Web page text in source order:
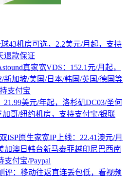
球43机房可选，2.2美元/月起，支持
退款保证
真家宽VDS：152.1元/月起，
新加坡/美国/日本/韩国/英国/德国等
支付宝
21.99美元/年起，洛杉矶DC03/圣何
加哥/纽约机房，支持支付宝/银联
ISP原生家宽IP上线：22.41澳元/月
加澳日韩台新马泰菲越印尼巴西南
支付宝/Paypal
评：移动往返直连丢包低，看视频